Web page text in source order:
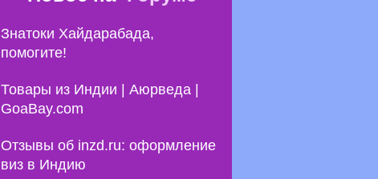
Знатоки Хайдарабада,
помогите!
Товары из Индии | Аюрведа |
GoaBay.com
Отзывы об inzd.ru: оформление
виз в Индию